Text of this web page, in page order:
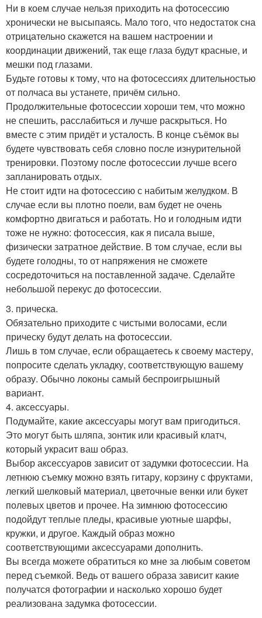
Ни в коем случае нельзя приходить на фотосессию
хронически не высыпаясь. Мало того, что недостаток сна
отрицательно скажется на вашем настроении и
координации движений, так еще глаза будут красные, и
мешки под глазами.
Будьте готовы к тому, что на фотосессиях длительностью
от полчаса вы устанете, причём сильно.
Продолжительные фотосессии хороши тем, что можно
не спешить, расслабиться и лучше раскрыться. Но
вместе с этим придёт и усталость. В конце съёмок вы
будете чувствовать себя словно после изнурительной
тренировки. Поэтому после фотосессии лучше всего
запланировать отдых.
Не стоит идти на фотосессию с набитым желудком. В
случае если вы плотно поели, вам будет не очень
комфортно двигаться и работать. Но и голодным идти
тоже не нужно: фотосессия, как я писала выше,
физически затратное действие. В том случае, если вы
будете голодны, то от напряжения не сможете
сосредоточиться на поставленной задаче. Сделайте
небольшой перекус до фотосессии.
3. прическа.
Обязательно приходите с чистыми волосами, если
прическу будут делать на фотосессии.
Лишь в том случае, если обращаетесь к своему мастеру,
попросите сделать укладку, соответствующую вашему
образу. Обычно локоны самый беспроигрышный
вариант.
4. аксессуары.
Подумайте, какие аксессуары могут вам пригодиться.
Это могут быть шляпа, зонтик или красивый клатч,
который украсит ваш образ.
Выбор аксессуаров зависит от задумки фотосессии. На
летнюю съемку можно взять гитару, корзину с фруктами,
легкий шелковый материал, цветочные венки или букет
полевых цветов и прочее. На зимнюю фотосессию
подойдут теплые пледы, красивые уютные шарфы,
кружки, и другое. Каждый образ можно
соответствующими аксессуарами дополнить.
Вы всегда можете обратиться ко мне за любым советом
перед съемкой. Ведь от вашего образа зависит какие
получатся фотографии и насколько хорошо будет
реализована задумка фотосессии.